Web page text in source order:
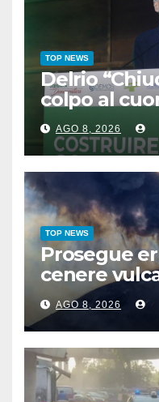
TOP NEWS
Delrio
colpo al
AGO 8, 2026
TOP NEWS
Prosegue
cenere
voli in arrivo
AGO 8, 2026